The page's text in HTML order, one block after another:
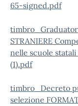
65-signed.pdf
STRANIERE
nelle scuole
(1).pdf
timbro_Decreto
selezione